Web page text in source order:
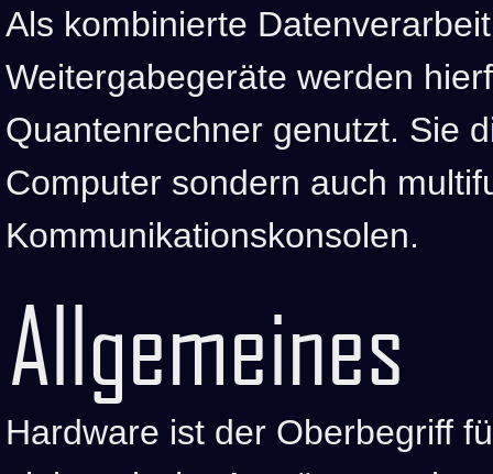
Als kombinierte
Weitergabegeräte werden
Quantenrechner genutzt. Sie
Computer sondern auch
Kommunikationskonsolen.
Allgemeines
Hardware ist der Oberbegriff